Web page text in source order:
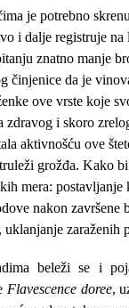
je potrebno
i dalje registruje
znatno manje
činjenice da je
ove vrste koje
zdravog i skoro
aktivnošću ove
grožđa. Kako
mera:
nakon završene
uklanjanje zaraženih
beleži se i
Flavescence doree,